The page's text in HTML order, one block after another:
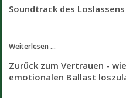
Soundtrack des Loslassens
Weiterlesen ...
Zurück zum Vertrauen -
emotionalen Ballast